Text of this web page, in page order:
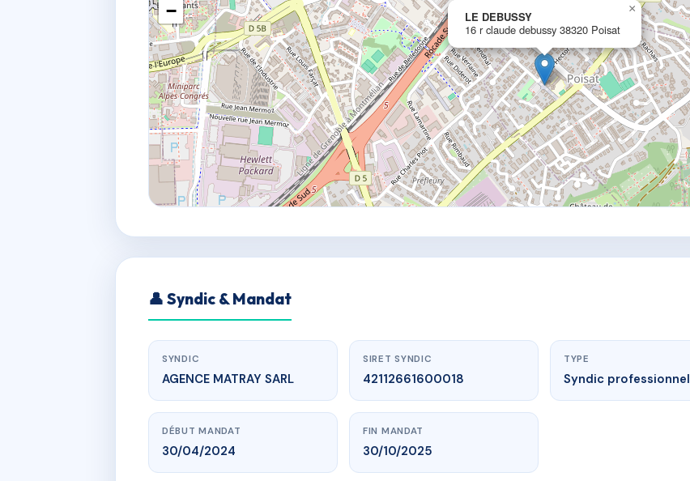
www.vme.plus/AI0032029
LE DEBUSSY
16 r claude debussy38320 Poisat
LE DEBUSSY
16 r claude debussy 38320 Poisat
×
−
👤 Syndic & Mandat
SYNDIC
AGENCE MATRAY SARL
SIRET SYNDIC
42112661600018
TYPE
Syndic professionnel
DÉBUT MANDAT
30/04/2024
FIN MANDAT
30/10/2025